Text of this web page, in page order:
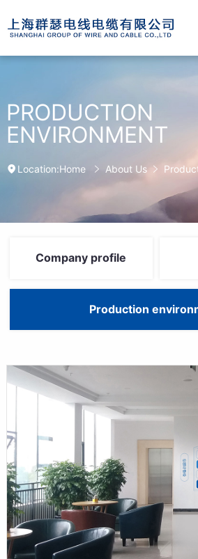
PRODUCTION
ENVIRONMENT
Location:Home About Us
Company profile
Production